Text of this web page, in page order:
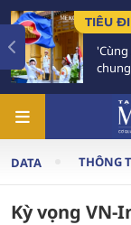
TIÊU
DATA THÔNG
Kỳ vọng VN-